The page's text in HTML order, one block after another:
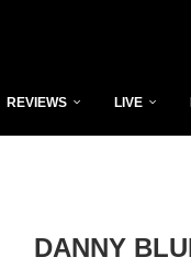
REVIEWS LIVE
DANNY